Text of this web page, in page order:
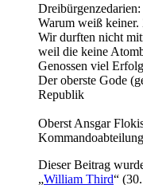
Warum weiß keiner.
Wir durften nicht
weil die keine
Genossen viel
Der oberste Gode
Republik
Oberst Ansgar
Dieser Beitrag
„William Third“ (